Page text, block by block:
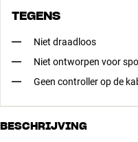
TEGENS
Niet draadloos
Niet ontworpen voor
Geen controller op de
BESCHRIJVING